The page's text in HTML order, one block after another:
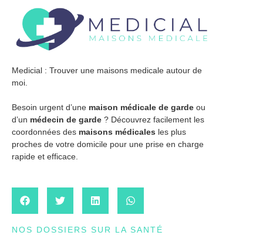
Medicial : Trouver une maisons medicale autour de
moi.
Besoin urgent d’une maison médicale de garde ou
d’un médecin de garde ? Découvrez facilement les
coordonnées des maisons médicales les plus
proches de votre domicile pour une prise en charge
rapide et efficace.
NOS DOSSIERS SUR LA SANTÉ